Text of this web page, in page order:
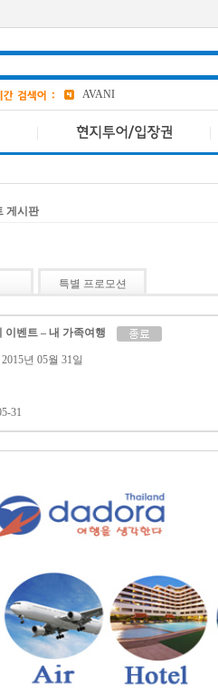
Pcr
a one
AVANI
bangkok
AETAS
게시판
특별 프로모션
이벤트 – 내 가족여행
년 05월 31일
31